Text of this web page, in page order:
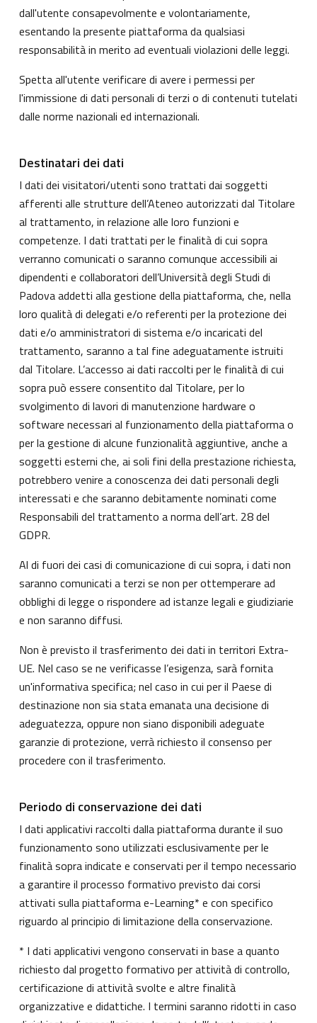
dall'utente consapevolmente e volontariamente,
esentando la presente piattaforma da qualsiasi
responsabilità in merito ad eventuali violazioni delle leggi.
Spetta all'utente verificare di avere i permessi per
l'immissione di dati personali di terzi o di contenuti tutelati
dalle norme nazionali ed internazionali.
Destinatari dei dati
I dati dei visitatori/utenti sono trattati dai soggetti
afferenti alle strutture dell’Ateneo autorizzati dal Titolare
al trattamento, in relazione alle loro funzioni e
competenze. I dati trattati per le finalità di cui sopra
verranno comunicati o saranno comunque accessibili ai
dipendenti e collaboratori dell’Università degli Studi di
Padova addetti alla gestione della piattaforma, che, nella
loro qualità di delegati e/o referenti per la protezione dei
dati e/o amministratori di sistema e/o incaricati del
trattamento, saranno a tal fine adeguatamente istruiti
dal Titolare. L’accesso ai dati raccolti per le finalità di cui
sopra può essere consentito dal Titolare, per lo
svolgimento di lavori di manutenzione hardware o
software necessari al funzionamento della piattaforma o
per la gestione di alcune funzionalità aggiuntive, anche a
soggetti esterni che, ai soli fini della prestazione richiesta,
potrebbero venire a conoscenza dei dati personali degli
interessati e che saranno debitamente nominati come
Responsabili del trattamento a norma dell’art. 28 del
GDPR.
Al di fuori dei casi di comunicazione di cui sopra, i dati non
saranno comunicati a terzi se non per ottemperare ad
obblighi di legge o rispondere ad istanze legali e giudiziarie
e non saranno diffusi.
Non è previsto il trasferimento dei dati in territori Extra-
UE. Nel caso se ne verificasse l’esigenza, sarà fornita
un'informativa specifica; nel caso in cui per il Paese di
destinazione non sia stata emanata una decisione di
adeguatezza, oppure non siano disponibili adeguate
garanzie di protezione, verrà richiesto il consenso per
procedere con il trasferimento.
Periodo di conservazione dei dati
I dati applicativi raccolti dalla piattaforma durante il suo
funzionamento sono utilizzati esclusivamente per le
finalità sopra indicate e conservati per il tempo necessario
a garantire il processo formativo previsto dai corsi
attivati sulla piattaforma e-Learning* e con specifico
riguardo al principio di limitazione della conservazione.
* I dati applicativi vengono conservati in base a quanto
richiesto dal progetto formativo per attività di controllo,
certificazione di attività svolte e altre finalità
organizzative e didattiche. I termini saranno ridotti in caso